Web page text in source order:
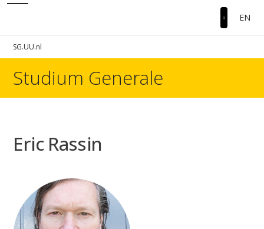
EN
SG.UU.nl
Studium Generale
Eric Rassin